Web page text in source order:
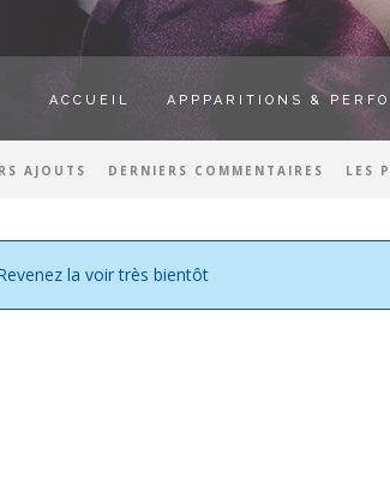
ACCUEIL APPPARITIONS &
AJOUTS DERNIERS COMMENTAIRES LES
la voir très bientôt